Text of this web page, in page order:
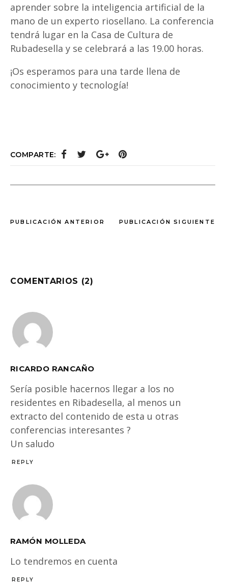
aprender sobre la inteligencia artificial de la
mano de un experto riosellano. La conferencia
tendrá lugar en la Casa de Cultura de
Rubadesella y se celebrará a las 19.00 horas.
¡Os esperamos para una tarde llena de
conocimiento y tecnología!
COMPARTE:
PUBLICACIÓN ANTERIOR PUBLICACIÓN SIGUIENTE
COMENTARIOS (2)
RICARDO RANCAÑO
Sería posible hacernos llegar a los no
residentes en Ribadesella, al menos un
extracto del contenido de esta u otras
conferencias interesantes ?
Un saludo
REPLY
RAMÓN MOLLEDA
Lo tendremos en cuenta
REPLY